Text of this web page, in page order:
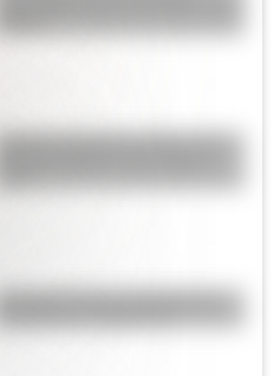
Andes
¿Cómo era Buenos Aires en la
La historia de los inmigrantes